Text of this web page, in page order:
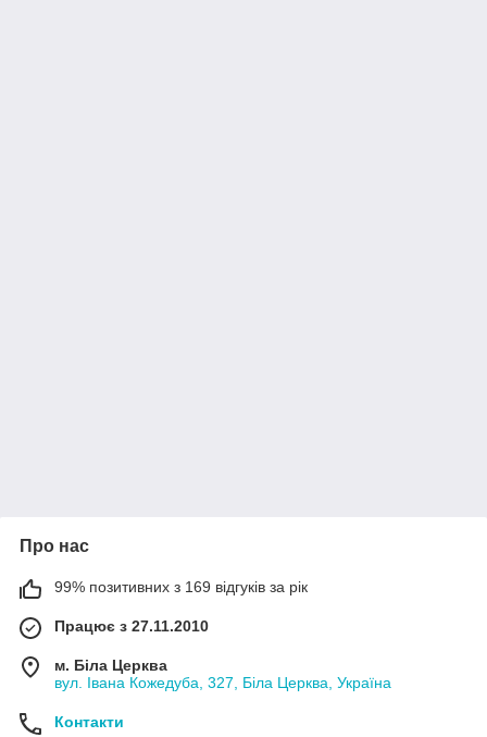
Про нас
99% позитивних з 169 відгуків за рік
Працює з 27.11.2010
м. Біла Церква
вул. Івана Кожедуба, 327, Біла Церква, Україна
Контакти